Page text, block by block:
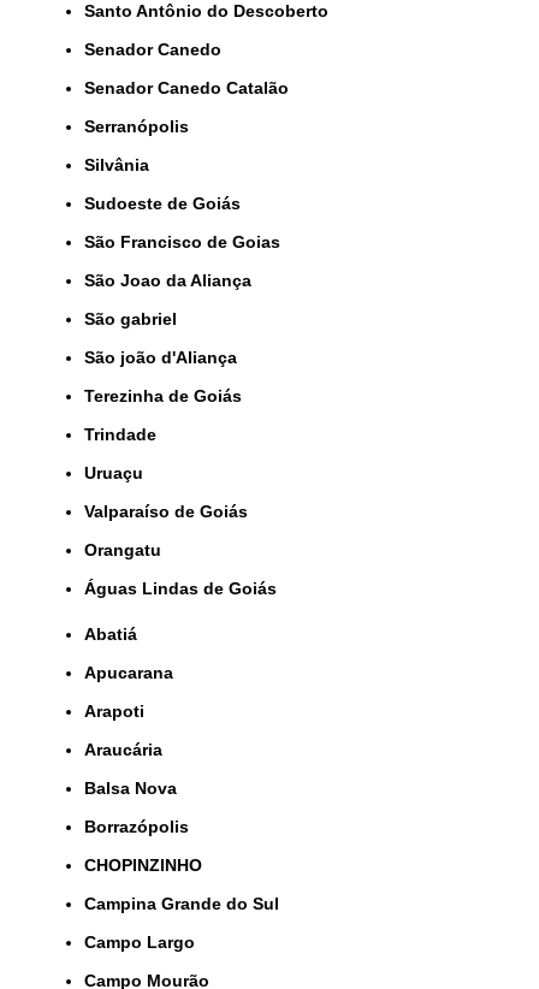
Santo Antônio do Descoberto
Senador Canedo
Senador Canedo Catalão
Serranópolis
Silvânia
Sudoeste de Goiás
São Francisco de Goias
São Joao da Aliança
São gabriel
São joão d'Aliança
Terezinha de Goiás
Trindade
Uruaçu
Valparaíso de Goiás
orangatu
Águas Lindas de Goiás
Abatiá
Apucarana
Arapoti
Araucária
Balsa Nova
Borrazópolis
CHOPINZINHO
Campina Grande do Sul
Campo Largo
Campo Mourão